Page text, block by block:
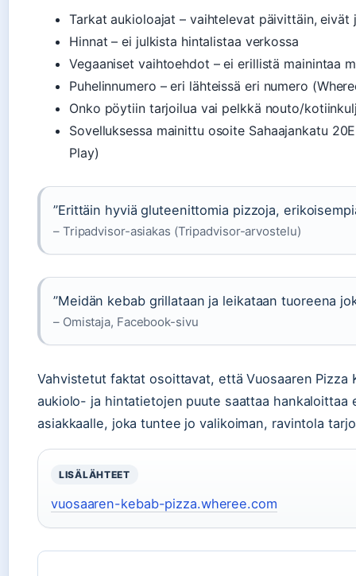
Tarkat aukioloajat – vaihtelevat päivittäin, eivät
Hinnat – ei julkista hintalistaa verkossa
Vegaaniset vaihtoehdot – ei erillistä mainintaa
Puhelinnumero – eri lähteissä eri numero
Onko pöytiin tarjoilua vai pelkkä nouto/
Sovelluksessa mainittu osoite Sahaajankatu
Play)
”Erittäin hyviä gluteenittomia pizzoja,
– Tripadvisor-asiakas (Tripadvisor-arvostelu)
”Meidän kebab grillataan ja leikataan tuoreena
– Omistaja, Facebook-sivu
Vahvistetut faktat osoittavat, että Vuosaaren
aukiolo- ja hintatietojen puute saattaa hankaloittaa
asiakkaalle, joka tuntee jo valikoiman, ravintola
LISÄLÄHTEET
vuosaaren-kebab-pizza.wheree.com